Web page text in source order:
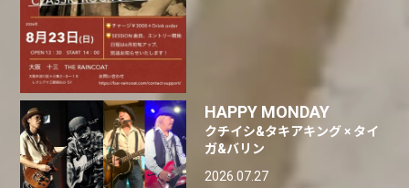
HAPPY MONDAY
クチイシ&タキアキング × タイ
ガ&バリン
2026.07.27